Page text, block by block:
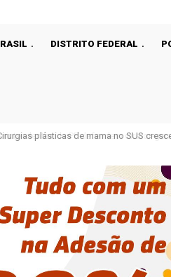
DISTRITO FEDERAL
plásticas de mama no SUS